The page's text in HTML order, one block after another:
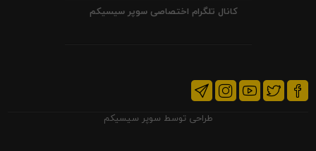
کانال تلگرام اختصاصی سوپر سیسیکم
طراحی توسط سوپر سیسیکم